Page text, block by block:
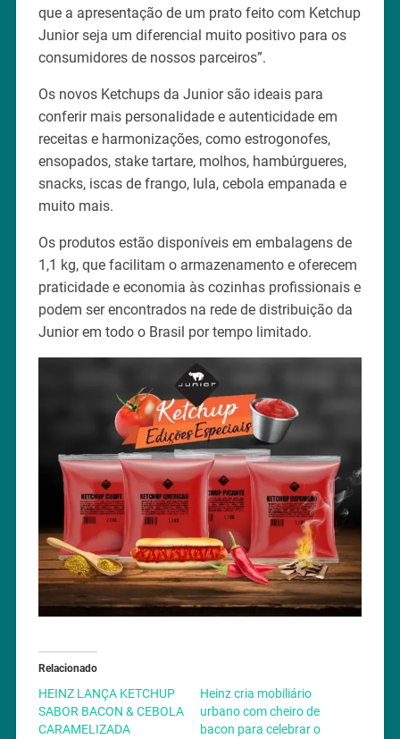
que a apresentação de um prato feito com Ketchup
Junior seja um diferencial muito positivo para os
consumidores de nossos parceiros”.
Os novos Ketchups da Junior são ideais para
conferir mais personalidade e autenticidade em
receitas e harmonizações, como estrogonofes,
ensopados, stake tartare, molhos, hambúrgueres,
snacks, iscas de frango, lula, cebola empanada e
muito mais.
Os produtos estão disponíveis em embalagens de
1,1 kg, que facilitam o armazenamento e oferecem
praticidade e economia às cozinhas profissionais e
podem ser encontrados na rede de distribuição da
Junior em todo o Brasil por tempo limitado.
Relacionado
HEINZ LANÇA KETCHUP
SABOR BACON & CEBOLA
CARAMELIZADA
Heinz cria mobiliário
urbano com cheiro de
bacon para celebrar o